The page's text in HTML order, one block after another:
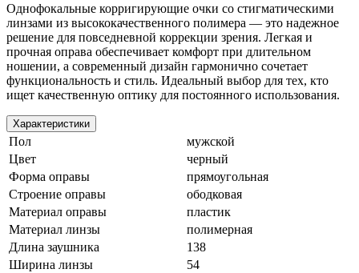
Однофокальные корригирующие очки со стигматическими
линзами из высококачественного полимера — это надежное
решение для повседневной коррекции зрения. Легкая и
прочная оправа обеспечивает комфорт при длительном
ношении, а современный дизайн гармонично сочетает
функциональность и стиль. Идеальный выбор для тех, кто
ищет качественную оптику для постоянного использования.
Характеристики
Пол
мужской
Цвет
черный
Форма оправы
прямоугольная
Строение оправы
ободковая
Материал оправы
пластик
Материал линзы
полимерная
Длина заушника
138
Ширина линзы
54